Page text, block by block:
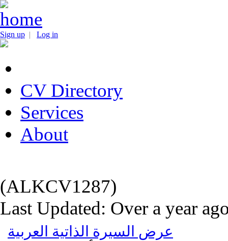
Sign up | Log in
CV Directory
Services
About
(ALKCV1287)
Last Updated: Over a year
عرض السيرة الذاتية العربية